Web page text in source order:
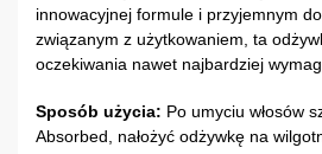
innowacyjnej formule i przyjemnym
związanym z użytkowaniem, ta
oczekiwania nawet najbardziej
Sposób użycia: Po umyciu włosów
Absorbed, nałożyć odżywkę na